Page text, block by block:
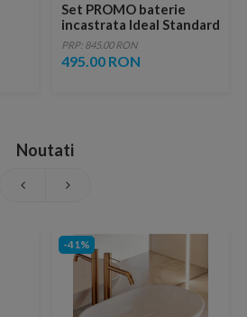
Set PROMO baterie
incastrata Ideal Standard
Alpha cu set de dus
igienic crom lucios
PRP: 845.00 RON
495.00 RON
Noutati
-41%